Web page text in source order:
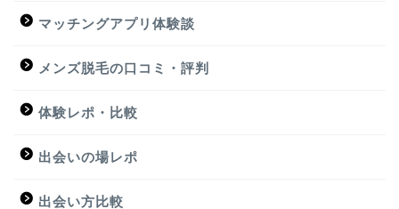
マッチングアプリ体験談
メンズ脱毛の口コミ・評判
体験レポ・比較
出会いの場レポ
出会い方比較